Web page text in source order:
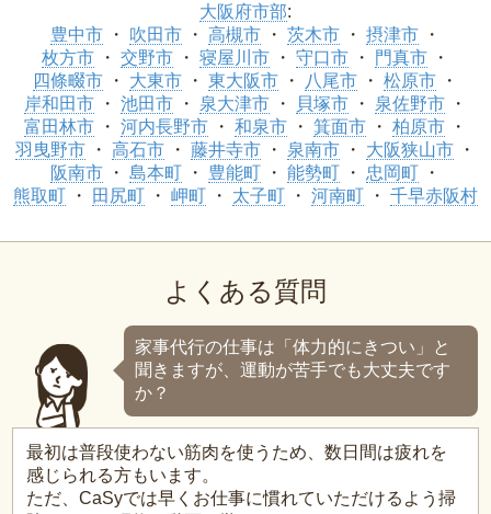
大阪府市部:
豊中市
吹田市 高槻市 茨木市
摂津市
枚方市
交野市 寝屋川市 守口市
門真市
四條畷市
大東市 東大阪市 八尾市
松原市
岸和田市
池田市 泉大津市 貝塚市
泉佐野市
富田林市
河内長野市 和泉市 箕面市
柏原市
羽曳野市
高石市 藤井寺市 泉南市
大阪狭山市
阪南市
島本町 豊能町 能勢町
忠岡町
熊取町
田尻町 岬町 太子町 河南町 千早赤阪村
よくある質問
家事代行の仕事は「体力的にきつい」と
聞きますが、運動が苦手でも大丈夫です
か？
最初は普段使わない筋肉を使うため、数日間は疲れを
感じられる方もいます。
ただ、CaSyでは早くお仕事に慣れていただけるよう掃